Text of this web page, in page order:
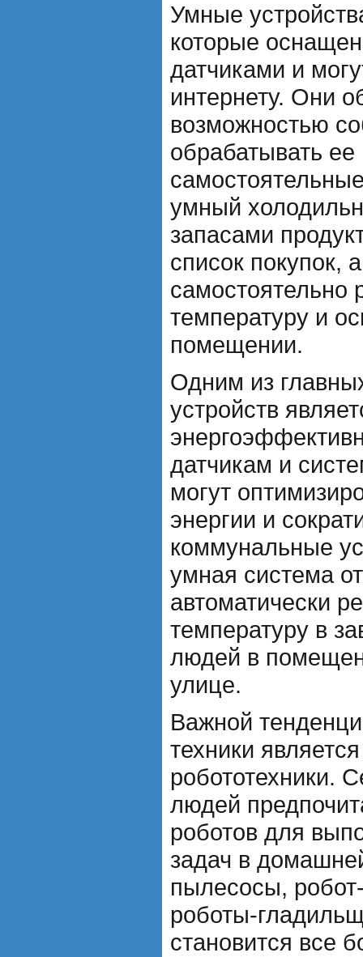
Умные
которые
датчиками и
интернету. Они
возможностью
обрабатывать
умный
запасами
список покупок,
самостоятельно
температуру и
помещении.
Одним из
устройств
датчикам и
могут
энергии и
коммунальные
умная система
автоматически
температуру в
людей в
улице.
Важной
техники
робототехники.
людей
роботов для
задач в
пылесосы,
роботы-
становится все